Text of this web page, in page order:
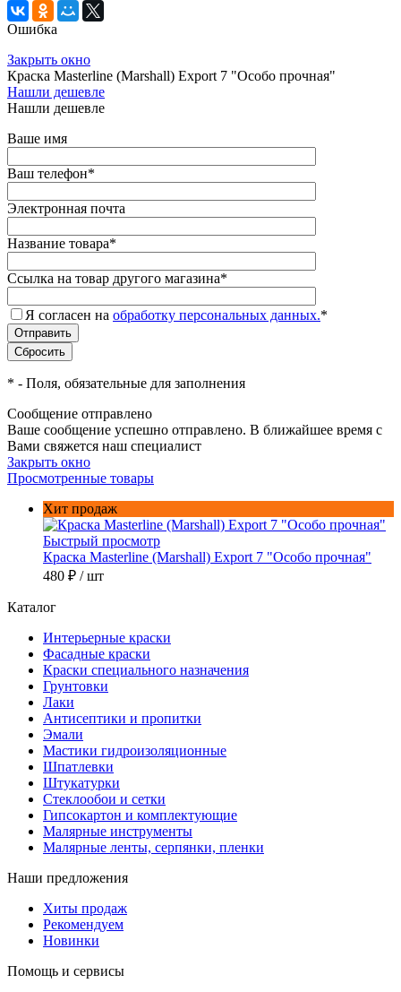
Ошибка
Закрыть окно
Краска Masterline (Marshall) Export 7 "Особо прочная"
Нашли дешевле
Нашли дешевле
Ваше имя
Ваш телефон*
Электронная почта
Название товара*
Ссылка на товар другого магазина*
Я согласен на обработку персональных данных.*
* - Поля, обязательные для заполнения
Сообщение отправлено
Ваше сообщение успешно отправлено. В ближайшее время с
Вами свяжется наш специалист
Закрыть окно
Просмотренные товары
Хит продаж
Быстрый просмотр
Краска Masterline (Marshall) Export 7 "Особо прочная"
480 ₽ / шт
Каталог
Интерьерные краски
Фасадные краски
Краски специального назначения
Грунтовки
Лаки
Антисептики и пропитки
Эмали
Мастики гидроизоляционные
Шпатлевки
Штукатурки
Стеклообои и сетки
Гипсокартон и комплектующие
Малярные инструменты
Малярные ленты, серпянки, пленки
Наши предложения
Хиты продаж
Рекомендуем
Новинки
Помощь и сервисы